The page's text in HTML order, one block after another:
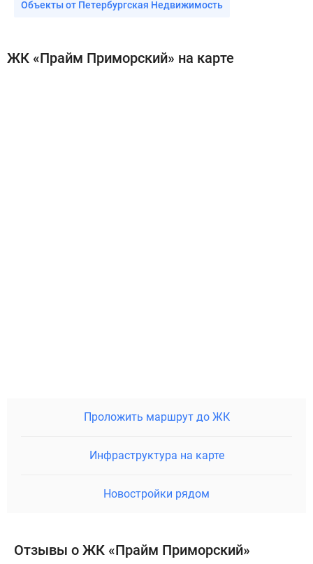
Объекты от Петербургская Недвижимость
ЖК «Прайм Приморский» на карте
Проложить маршрут до ЖК
Инфраструктура на карте
Новостройки рядом
Отзывы о ЖК «Прайм Приморский»